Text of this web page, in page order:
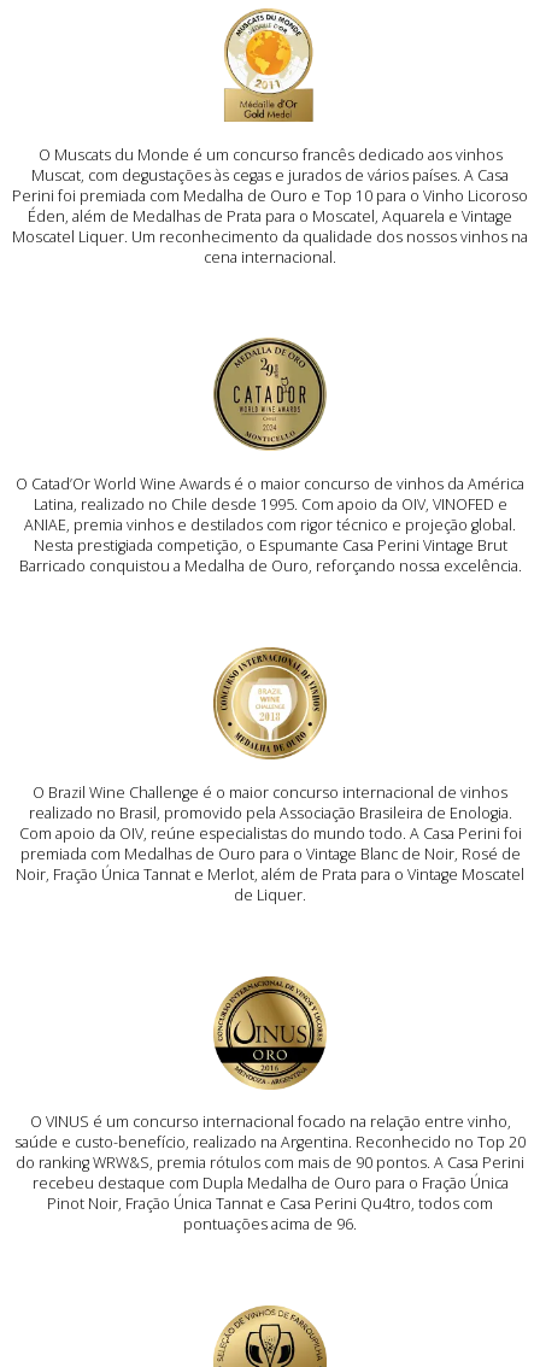
O Muscats du Monde é um concurso francês dedicado aos vinhos
Muscat, com degustações às cegas e jurados de vários países. A Casa
Perini foi premiada com Medalha de Ouro e Top 10 para o Vinho Licoroso
Éden, além de Medalhas de Prata para o Moscatel, Aquarela e Vintage
Moscatel Liquer. Um reconhecimento da qualidade dos nossos vinhos na
cena internacional.
O Catad’Or World Wine Awards é o maior concurso de vinhos da América
Latina, realizado no Chile desde 1995. Com apoio da OIV, VINOFED e
ANIAE, premia vinhos e destilados com rigor técnico e projeção global.
Nesta prestigiada competição, o Espumante Casa Perini Vintage Brut
Barricado conquistou a Medalha de Ouro, reforçando nossa excelência.
O Brazil Wine Challenge é o maior concurso internacional de vinhos
realizado no Brasil, promovido pela Associação Brasileira de Enologia.
Com apoio da OIV, reúne especialistas do mundo todo. A Casa Perini foi
premiada com Medalhas de Ouro para o Vintage Blanc de Noir, Rosé de
Noir, Fração Única Tannat e Merlot, além de Prata para o Vintage Moscatel
de Liquer.
O VINUS é um concurso internacional focado na relação entre vinho,
saúde e custo-benefício, realizado na Argentina. Reconhecido no Top 20
do ranking WRW&S, premia rótulos com mais de 90 pontos. A Casa Perini
recebeu destaque com Dupla Medalha de Ouro para o Fração Única
Pinot Noir, Fração Única Tannat e Casa Perini Qu4tro, todos com
pontuações acima de 96.